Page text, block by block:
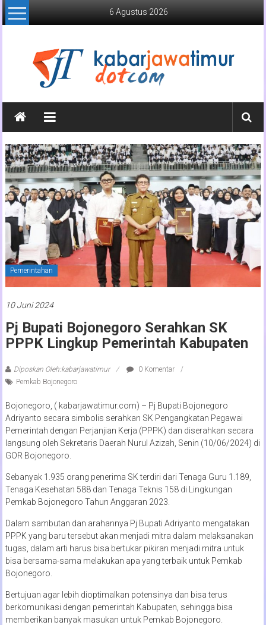
Lompat
ke
6 Agustus 2026
Kabar
Jawa
Timur
Media
Online
Jawa
Timur
Pemerintahan
10 Juni 2024
Pj Bupati Bojonegoro Serahkan SK
PPPK Lingkup Pemerintah Kabupaten
Diposkan Oleh:kabarjawatimur
0 Komentar
Pemkab Bojonegoro
Bojonegoro, ( kabarjawatimur.com) – Pj Bupati Bojonegoro
Adriyanto secara simbolis serahkan SK Pengangkatan Pegawai
Pemerintah dengan Perjanjian Kerja (PPPK) dan diserahkan secara
langsung oleh Sekretaris Daerah Nurul Azizah, Senin (10/06/2024) di
GOR Bojonegoro.
Sebanyak 1.935 orang penerima SK terdiri dari Tenaga Guru 1.189,
Tenaga Kesehatan 588 dan Tenaga Teknis 158 di Lingkungan
Pemkab Bojonegoro Tahun Anggaran 2023.
Dalam sambutan dan arahannya Pj Bupati Adriyanto mengatakan
PPPK yang baru tersebut akan menjadi mitra dalam melaksanakan
tugas, dalam arti harus bisa bertukar pikiran menjadi mitra untuk
bisa bersama-sama melakukan apa yang terbaik untuk Pemkab
Bojonegoro.
Bertujuan agar lebih dioptimalkan potensinya dan bisa terus
berkomunikasi dengan pemerintah Kabupaten, sehingga bisa
memberikan banyak masukan untuk Pemkab Bojonegoro.